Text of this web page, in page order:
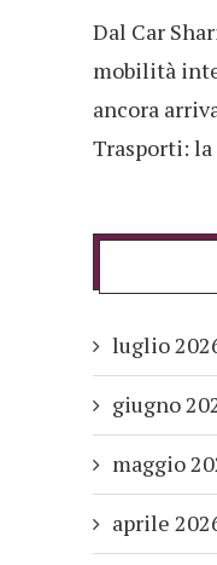
Dal Car
mobilità
ancora
Trasporti:
luglio
giugno
maggio
aprile